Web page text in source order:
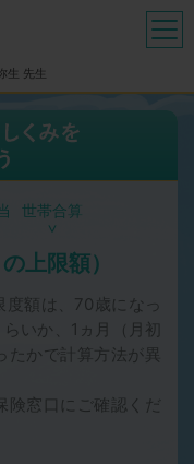
先生
世帯合算
上限額）
額は、70歳になっ
いか、1ヵ月（月初
たかで計算方法が異
窓口にご確認くだ